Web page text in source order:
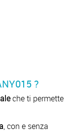
?
che ti permette
, con e senza